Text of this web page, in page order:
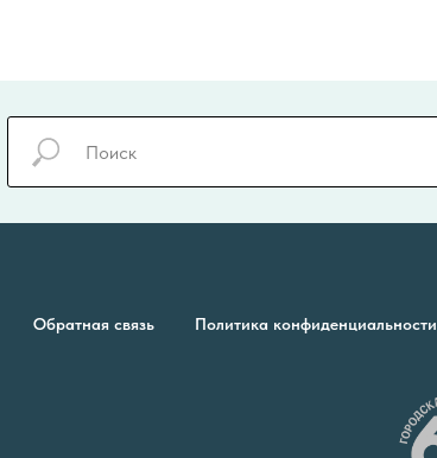
Обратная связь Политика конфиденциальности